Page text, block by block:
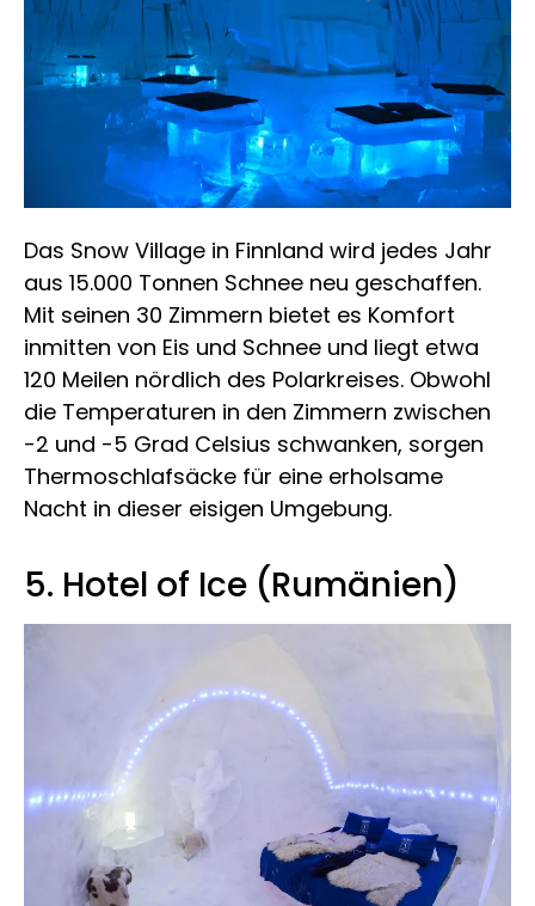
Das Snow Village in Finnland wird jedes Jahr
aus 15.000 Tonnen Schnee neu geschaffen.
Mit seinen 30 Zimmern bietet es Komfort
inmitten von Eis und Schnee und liegt etwa
120 Meilen nördlich des Polarkreises. Obwohl
die Temperaturen in den Zimmern zwischen
-2 und -5 Grad Celsius schwanken, sorgen
Thermoschlafsäcke für eine erholsame
Nacht in dieser eisigen Umgebung.
5. Hotel of Ice (Rumänien)